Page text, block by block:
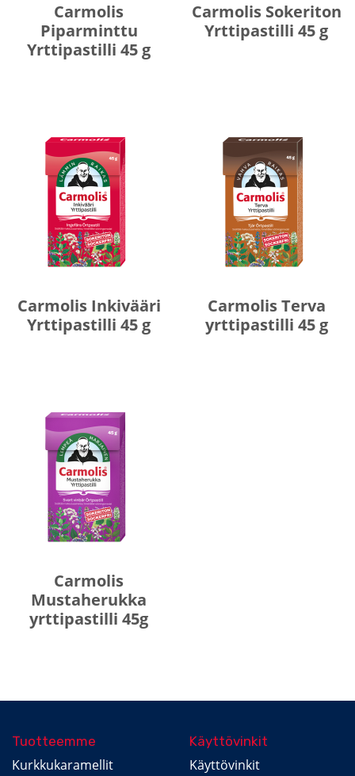
Carmolis
Piparminttu
Yrttipastilli 45 g
Carmolis Sokeriton
Yrttipastilli 45 g
Carmolis Inkivääri
Yrttipastilli 45 g
Carmolis Terva
yrttipastilli 45 g
Carmolis
Mustaherukka
yrttipastilli 45g
Tuotteemme
Kurkkukaramellit
Käyttövinkit
Käyttövinkit